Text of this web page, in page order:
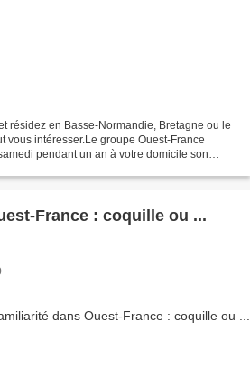
résidez en Basse-Normandie, Bretagne ou le
vous intéresser.Le groupe Ouest-France
pendant un an à votre domicile son
France : coquille ou ...